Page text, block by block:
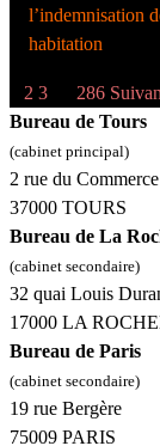
l’indemnisation
habitation
2 3 286
Bureau de Tours
(cabinet principal)
2 rue du Commerce
37000 TOURS
Bureau de La
(cabinet secondaire)
32 quai Louis
17000 LA
Bureau de Paris
(cabinet secondaire)
19 rue Bergère
75009 PARIS